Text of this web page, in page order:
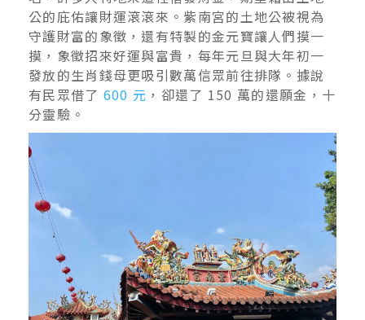
公的庇佑讓財運滾滾來。紫南宮的土地公被視為
守護財富的象徵，還有特製的金元寶讓人們摸一
摸，象徵招來好運與富貴，每年元旦與大年初一
發放的生肖錢母更吸引數萬信眾前往排隊。據說
有民眾借了 600 元 ，卻還了 150 萬的還願金，十
分靈驗。